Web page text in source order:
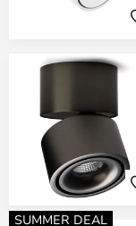
SUMMER DEAL